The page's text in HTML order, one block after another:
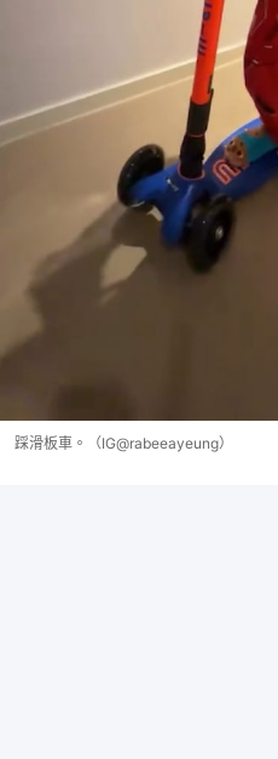
踩滑板車。（IG@rabeeayeung）